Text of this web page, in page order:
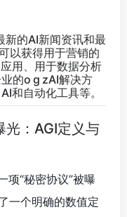
新的AI新闻资讯和最
以获得用于营销的
用、用于数据分析
的o g zAI解决方
和自动化工具等。
光：AGI定义与
项“秘密协议”被曝
一个明确的数值定